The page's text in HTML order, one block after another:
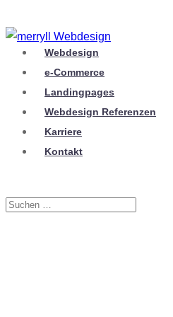
Webdesign
e-Commerce
Landingpages
Webdesign Referenzen
Karriere
Kontakt